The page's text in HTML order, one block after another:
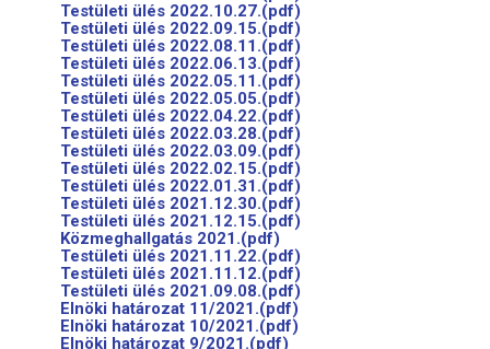
Testületi ülés 2022.10.27.(pdf)
Testületi ülés 2022.09.15.(pdf)
Testületi ülés 2022.08.11.(pdf)
Testületi ülés 2022.06.13.(pdf)
Testületi ülés 2022.05.11.(pdf)
Testületi ülés 2022.05.05.(pdf)
Testületi ülés 2022.04.22.(pdf)
Testületi ülés 2022.03.28.(pdf)
Testületi ülés 2022.03.09.(pdf)
Testületi ülés 2022.02.15.(pdf)
Testületi ülés 2022.01.31.(pdf)
Testületi ülés 2021.12.30.(pdf)
Testületi ülés 2021.12.15.(pdf)
Közmeghallgatás 2021.(pdf)
Testületi ülés 2021.11.22.(pdf)
Testületi ülés 2021.11.12.(pdf)
Testületi ülés 2021.09.08.(pdf)
Elnöki határozat 11/2021.(pdf)
Elnöki határozat 10/2021.(pdf)
Elnöki határozat 9/2021.(pdf)